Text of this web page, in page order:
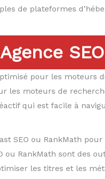
de plateformes
Agence
pour les moteurs
les moteurs de
qui est facile à
SEO ou RankMath
ou RankMath sont des
les titres et les